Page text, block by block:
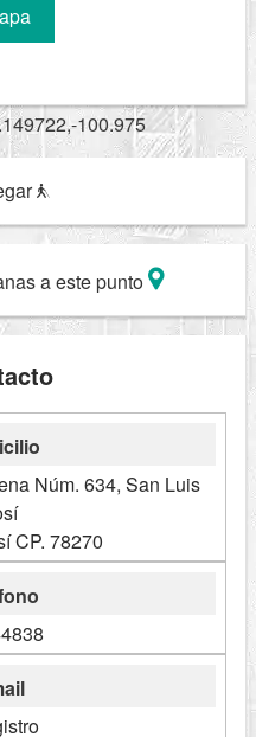
100.975
a este punto
Núm. 634, San Luis
CP. 78270